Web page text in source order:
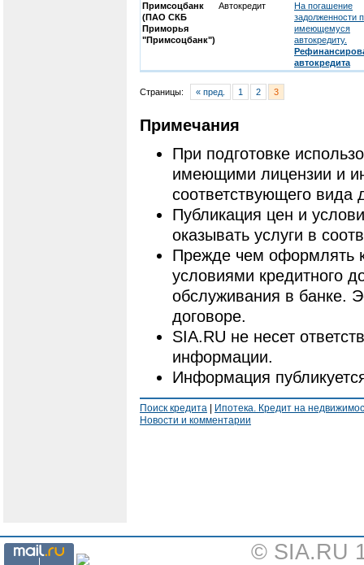
Примсоцбанк
(ПАО СКБ
Приморья
"Примсоцбанк")
Автокредит
На погашение
задолженности
имеющемуся
автокредиту.
автокредита
Страницы: « пред. 1 2 3
Примечания
При подготовке
имеющими лицензии и
соответствующего вида
Публикация цен и
оказывать услуги в
Прежде чем оформлять
условиями кредитного
обслуживания в банке.
договоре.
SIA.RU не несет
информации.
Информация
Поиск кредита
Ипотека. Кредит на
Новости и комментарии
© SIA.RU